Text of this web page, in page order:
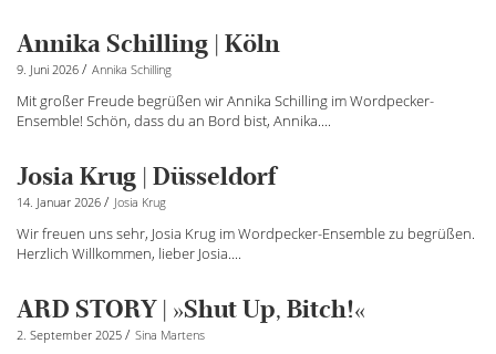
Annika Schilling | Köln
9. Juni 2026 / Annika Schilling
Mit großer Freude begrüßen wir Annika Schilling im Wordpecker-
Ensemble! Schön, dass du an Bord bist, Annika....
Josia Krug | Düsseldorf
14. Januar 2026 / Josia Krug
Wir freuen uns sehr, Josia Krug im Wordpecker-Ensemble zu begrüßen.
Herzlich Willkommen, lieber Josia....
ARD STORY | »Shut Up, Bitch!«
2. September 2025 / Sina Martens